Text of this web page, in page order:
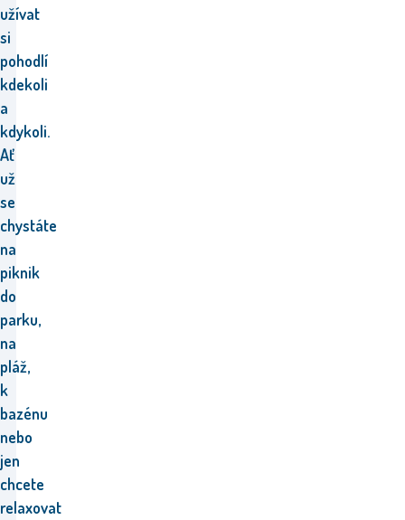
užívat
si
pohodlí
kdekoli
a
kdykoli.
Ať
už
se
chystáte
na
piknik
do
parku,
na
pláž,
k
bazénu
nebo
jen
chcete
relaxovat